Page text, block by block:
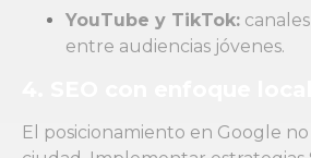
YouTube y TikTok:
entre audiencias jóvenes.
El posicionamiento en Google